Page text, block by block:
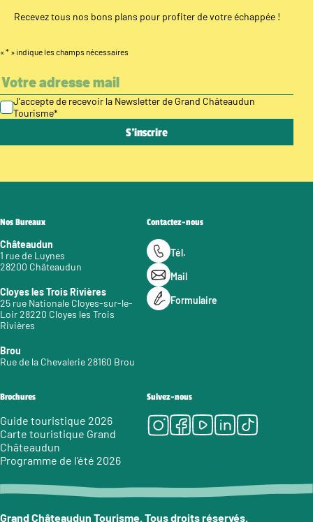
Recevez tous nos bons plans pour profiter de votre échappée !
« * » indique les champs nécessaires
J’accepte de recevoir la Newsletter de Grand Châteaudun
Tourisme*
Nos Bureaux
Châteaudun
1 rue de Luynes
28200 Châteaudun
Cloyes les Trois Rivières
25 rue Nationale Cloyes-sur-le-
Loir 28220 Cloyes les Trois
Rivières
Brou
Rue de la Chevalerie 28160 Brou
Contactez-nous
Tél.
Mail
Formulaire
Brochures
Guide touristique 2026
Carte touristique Grand
Châteaudun
Programme de l’été 2026
Suivez-nous
Instagram
Facebook
Youtube
LinkedIn
Tiktok
Grand Châteaudun Tourisme. Tous droits réservés.